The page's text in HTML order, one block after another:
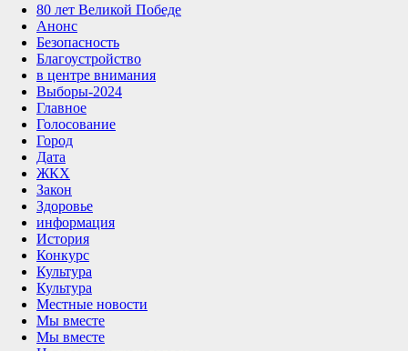
80 лет Великой Победе
Анонс
Безопасность
Благоустройство
в центре внимания
Выборы-2024
Главное
Голосование
Город
Дата
ЖКХ
Закон
Здоровье
информация
История
Конкурс
Культура
Культура
Местные новости
Мы вместе
Мы вместе